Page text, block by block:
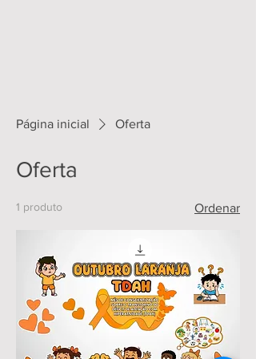
Página inicial Oferta
Oferta
1 produto Ordenar